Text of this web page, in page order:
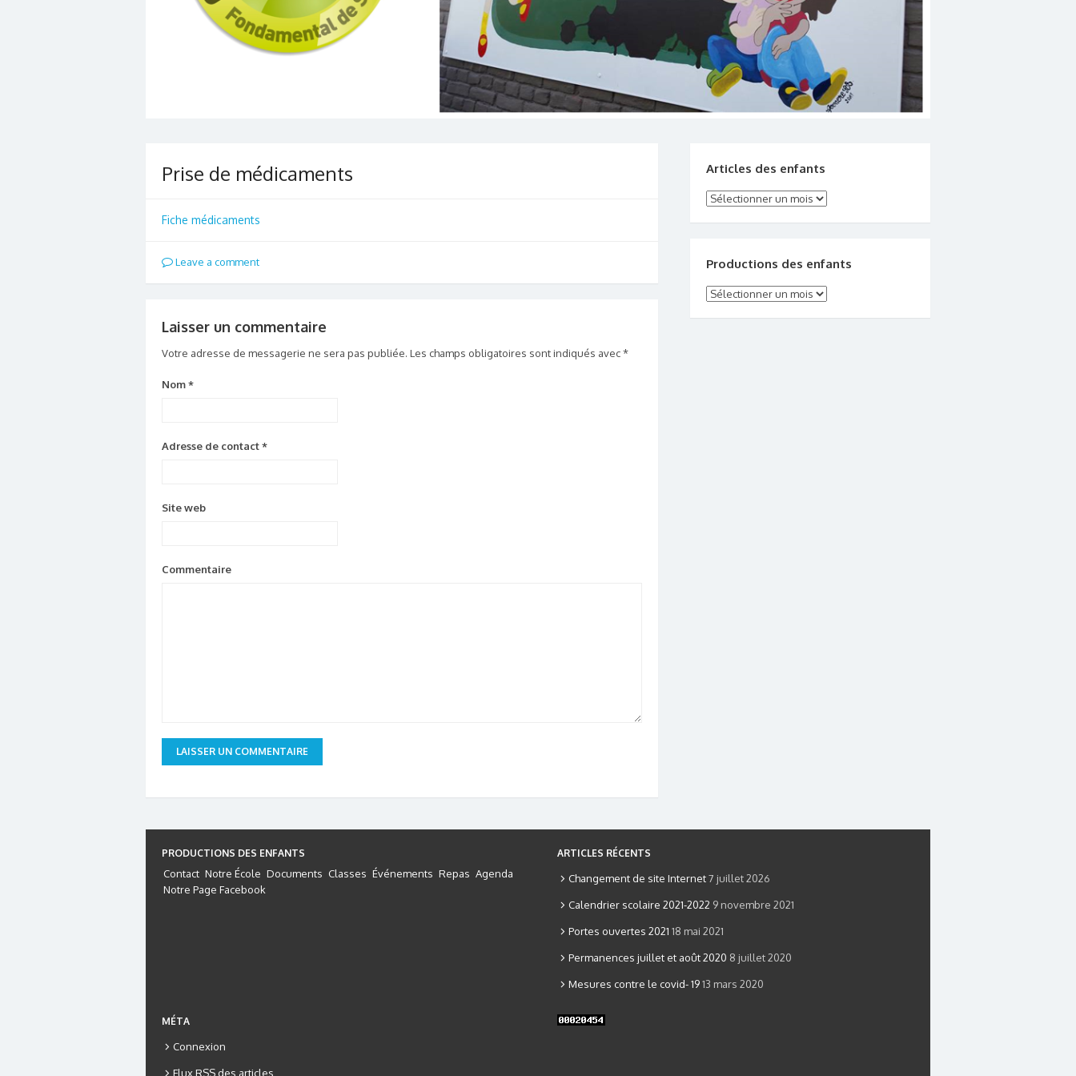
Prise de médicaments
Fiche médicaments
Leave a comment
Laisser un commentaire
Votre adresse de messagerie ne sera pas publiée. Les champs obligatoires sont indiqués avec*
Nom*
Adresse de contact*
Site web
Commentaire
Articles des enfants
Articles des enfants
Productions des enfants
Productions des enfants
PRODUCTIONS DES ENFANTS
Contact Notre École Documents Classes Événements Repas Agenda
Notre Page Facebook
ARTICLES RÉCENTS
Changement de site Internet 7 juillet 2026
Calendrier scolaire 2021-2022 9 novembre 2021
Portes ouvertes 2021 18 mai 2021
Permanences juillet et août 2020 8 juillet 2020
Mesures contre le covid- 19 13 mars 2020
MÉTA
Connexion
FluxRSS des articles